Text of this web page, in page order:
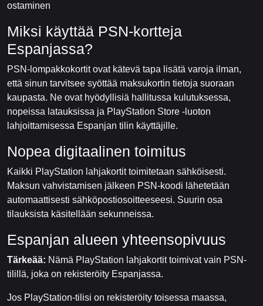
ostaminen
Miksi käyttää PSN-kortteja
Espanjassa?
PSN-lompakkokortit ovat kätevä tapa lisätä varoja ilman,
että sinun tarvitsee syöttää maksukortin tietoja suoraan
kaupasta. Ne ovat hyödyllisiä hallitussa kulutuksessa,
nopeissa latauksissa ja PlayStation Store -luoton
lahjoittamisessa Espanjan tilin käyttäjille.
Nopea digitaalinen toimitus
Kaikki PlayStation lahjakortit toimitetaan sähköisesti.
Maksun vahvistamisen jälkeen PSN-koodi lähetetään
automaattisesti sähköpostiosoitteeseesi. Suurin osa
tilauksista käsitellään sekunneissa.
Espanjan alueen yhteensopivuus
Tärkeää: Nämä PlayStation lahjakortit toimivat vain PSN-
tilillä, joka on rekisteröity Espanjassa.
Jos PlayStation-tilisi on rekisteröity toisessa maassa,